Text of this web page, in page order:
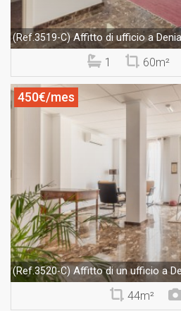
(Ref.3519-C)Affitto di ufficio a Denia
1 60m²
450€/mes
(Ref.3520-C) Affitto di un ufficio a
44m²